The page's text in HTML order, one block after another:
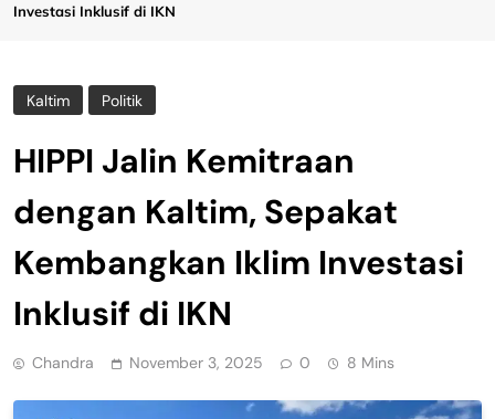
Investasi Inklusif di IKN
Kaltim Politik
HIPPI Jalin Kemitraan
dengan Kaltim, Sepakat
Kembangkan Iklim Investasi
Inklusif di IKN
Chandra November 3, 2025 0 8 Mins